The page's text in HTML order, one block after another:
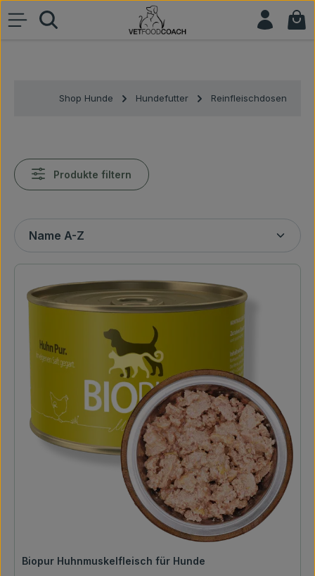
Zum Hauptinhalt springen
Shop Hunde Hundefutter Reinfleischdosen
Produkte filtern
Biopur Huhnmuskelfleisch für Hunde